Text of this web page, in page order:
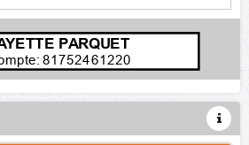
PARQUET
81752461220